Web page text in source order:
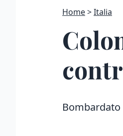
Home Italia